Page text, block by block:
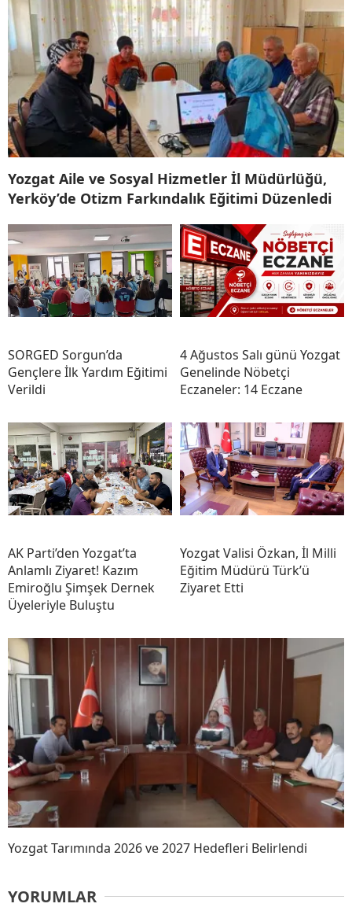
Yozgat Aile ve Sosyal Hizmetler İl Müdürlüğü,
Yerköy’de Otizm Farkındalık Eğitimi Düzenledi
SORGED Sorgun’da
Gençlere İlk Yardım Eğitimi
Verildi
4 Ağustos Salı günü Yozgat
Genelinde Nöbetçi
Eczaneler: 14 Eczane
AK Parti’den Yozgat’ta
Anlamlı Ziyaret! Kazım
Emiroğlu Şimşek Dernek
Üyeleriyle Buluştu
Yozgat Valisi Özkan, İl Milli
Eğitim Müdürü Türk’ü
Ziyaret Etti
Yozgat Tarımında 2026 ve 2027 Hedefleri Belirlendi
YORUMLAR